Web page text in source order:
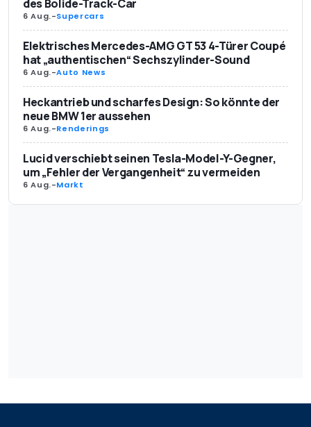
des Bolide-Track-Car
6 Aug.-Supercars
Elektrisches Mercedes-AMG GT 53 4-Türer Coupé
hat „authentischen“ Sechszylinder-Sound
6 Aug.-Auto News
Heckantrieb und scharfes Design: So könnte der
neue BMW 1er aussehen
6 Aug.-Renderings
Lucid verschiebt seinen Tesla-Model-Y-Gegner,
um „Fehler der Vergangenheit“ zu vermeiden
6 Aug.-Markt